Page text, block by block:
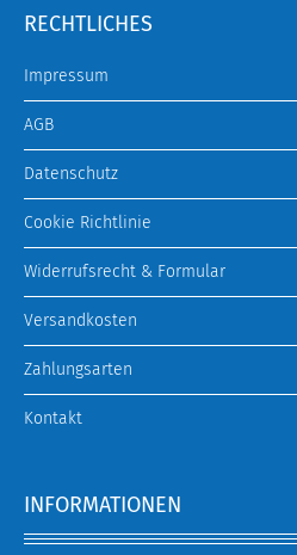
RECHTLICHES
Impressum
AGB
Datenschutz
Cookie Richtlinie
Widerrufsrecht & Formular
Versandkosten
Zahlungsarten
Kontakt
INFORMATIONEN